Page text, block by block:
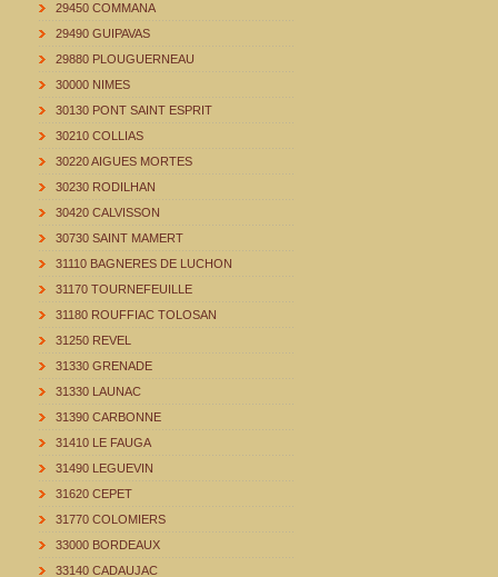
29450 COMMANA
29490 GUIPAVAS
29880 PLOUGUERNEAU
30000 NIMES
30130 PONT SAINT ESPRIT
30210 COLLIAS
30220 AIGUES MORTES
30230 RODILHAN
30420 CALVISSON
30730 SAINT MAMERT
31110 BAGNERES DE LUCHON
31170 TOURNEFEUILLE
31180 ROUFFIAC TOLOSAN
31250 REVEL
31330 GRENADE
31330 LAUNAC
31390 CARBONNE
31410 LE FAUGA
31490 LEGUEVIN
31620 CEPET
31770 COLOMIERS
33000 BORDEAUX
33140 CADAUJAC